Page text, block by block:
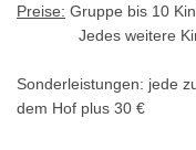
Preise: Gruppe bis 10
Jedes weitere
Sonderleistungen: jede
dem Hof plus 30 €